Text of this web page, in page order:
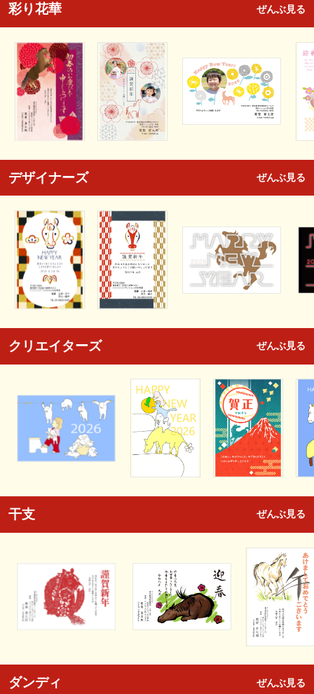
彩り花華 ぜんぶ見る
デザイナーズ ぜんぶ見る
クリエイターズ ぜんぶ見る
干支 ぜんぶ見る
ダンディ ぜんぶ見る